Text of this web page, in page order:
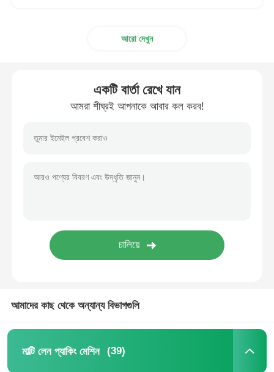
কার্ড গণনা যন্ত্র
নেট ব্যাগ প্যাকেজিং মেশিন
জাল ব্যাগ প্যাকিং মেশিন
আরো দেখুন
একটি বার্তা রেখে যান
আমরা শীঘ্রই আপনাকে আবার কল করব!
আমাদের কাছ থেকে অন্যান্য বিভাগগুলি
মাল্টি লেন প্যাকিং মেশিন (39)